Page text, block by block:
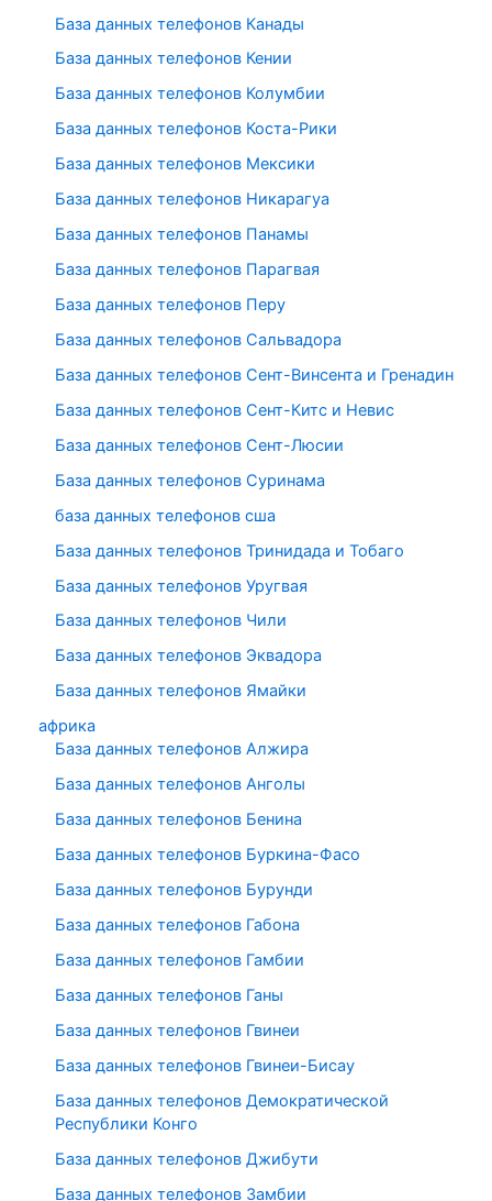
База данных телефонов Канады
База данных телефонов Кении
База данных телефонов Колумбии
База данных телефонов Коста-Рики
База данных телефонов Мексики
База данных телефонов Никарагуа
База данных телефонов Панамы
База данных телефонов Парагвая
База данных телефонов Перу
База данных телефонов Сальвадора
База данных телефонов Сент-Винсента и Гренадин
База данных телефонов Сент-Китс и Невис
База данных телефонов Сент-Люсии
База данных телефонов Суринама
база данных телефонов сша
База данных телефонов Тринидада и Тобаго
База данных телефонов Уругвая
База данных телефонов Чили
База данных телефонов Эквадора
База данных телефонов Ямайки
африка
База данных телефонов Алжира
База данных телефонов Анголы
База данных телефонов Бенина
База данных телефонов Буркина-Фасо
База данных телефонов Бурунди
База данных телефонов Габона
База данных телефонов Гамбии
База данных телефонов Ганы
База данных телефонов Гвинеи
База данных телефонов Гвинеи-Бисау
База данных телефонов Демократической
Республики Конго
База данных телефонов Джибути
База данных телефонов Замбии